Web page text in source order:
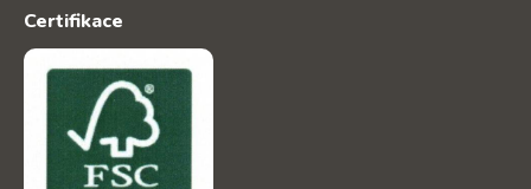
Certifikace